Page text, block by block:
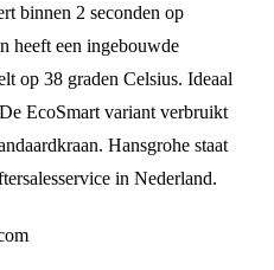
binnen 2 seconden op
heeft een ingebouwde
op 38 graden Celsius. Ideaal
EcoSmart variant verbruikt
Hansgrohe staat
in Nederland.